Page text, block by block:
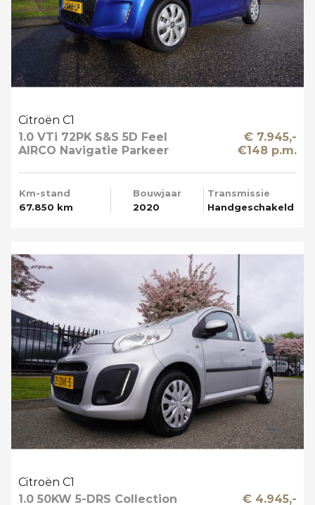
Citroën C1
1.0 VTi 72PK S&S 5D Feel
AIRCO Navigatie Parkeer
€ 7.945,-
€148 p.m.
Km-stand
67.850 km
Bouwjaar
2020
Transmissie
Handgeschakeld
Citroën C1
1.0 50KW 5-DRS Collection
€ 4.945,-